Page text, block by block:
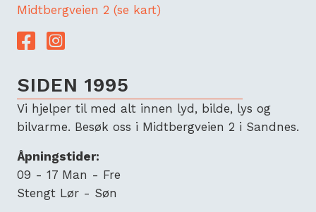
Midtbergveien 2 (se kart)
Lenke til Facebook
Lenke til Instagram
SIDEN 1995
Vi hjelper til med alt innen lyd, bilde, lys og
bilvarme. Besøk oss i Midtbergveien 2 i Sandnes.
Åpningstider:
09 - 17 Man - Fre
Stengt Lør - Søn